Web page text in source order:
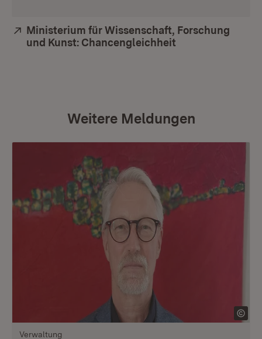
Extern:
Ministerium für Wissenschaft, Forschung
und Kunst: Chancengleichheit
Weitere Meldungen
Verwaltung